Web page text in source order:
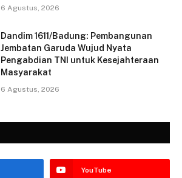
6 Agustus, 2026
Dandim 1611/Badung: Pembangunan
Jembatan Garuda Wujud Nyata
Pengabdian TNI untuk Kesejahteraan
Masyarakat
6 Agustus, 2026
YouTube